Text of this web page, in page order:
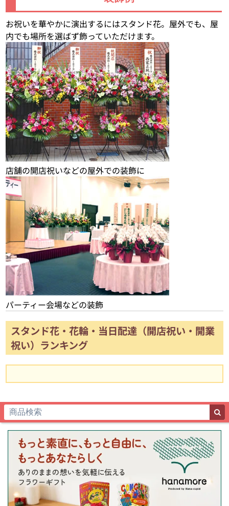
お祝いを華やかに演出するにはスタンド花。屋外でも、屋
内でも場所を選ばず飾っていただけます。
店舗の開店祝いなどの屋外での装飾に
パーティー会場などの装飾
スタンド花・花輪・当日配達（開店祝い・開業
祝い）ランキング